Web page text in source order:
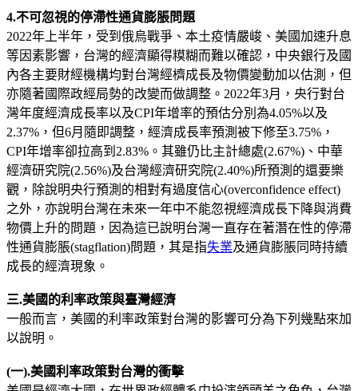
4.不可忽視的停滯性通貨膨脹問題
2022年上半年，受到俄烏戰爭、本土疫情嚴峻、美國加速升息
等因素影響，台灣的經濟顯得糢糊而難以確認，中央銀行及國
內各主要財經機構均對台灣經櫅成長及物價變動加以估測，但
亦隨著國際政經局勢的改變而做調整。2022年3月，央行對台
灣年度經濟成長率以及CPI年增率的預估分別為4.05%以及
2.37%，但6月隨即調整，經濟成長率預測被下修至3.75%，
CPI年增率卻拉高到2.83%。其雖仍比主計總處(2.67%)、中華
經濟研究院(2.56%)及台灣經濟研究院(2.40%)所預測的還要樂
觀，除說明央行預測的相對有過度信心(overconfidence effect)
之外，亦說明台灣在未來一年中不能忽視經濟成長下降與消費
物價上升的問題，因為這已說明台灣一直存在著潛在性的停滯
性通貨膨脹(stagflation)問題，其是指失業及通貨膨脹同時持續
成長的經濟現象。
三.美國的利率政策與臺灣經濟
一般而言，美國的利率政策對台灣的影響可分為下列幾點來加
以說明。
(一).美國利率政策對台灣的衝擊